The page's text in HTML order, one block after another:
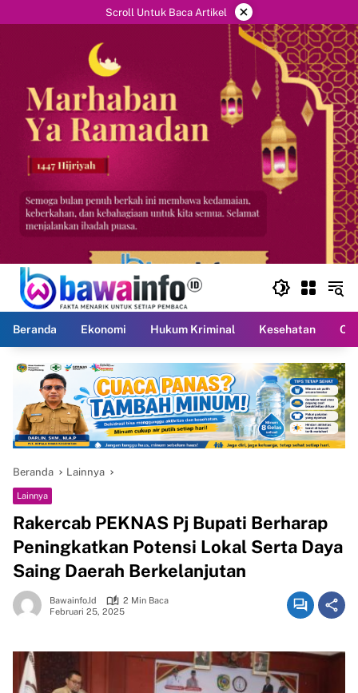
ke
Scroll Untuk Baca Artikel ×
Beranda Ekonomi Hukum Kriminal Kesehatan
Beranda Lainnya
Lainnya
Rakercab PEKNAS Pj Bupati Berharap
Peningkatkan Potensi Lokal Serta Daya
Saing Daerah Berkelanjutan
Bawainfo.id
2 Min Baca
Februari 25, 2025